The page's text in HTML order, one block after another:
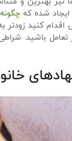
ایجاد شده که
کنید زودتر
تعامل باشید.